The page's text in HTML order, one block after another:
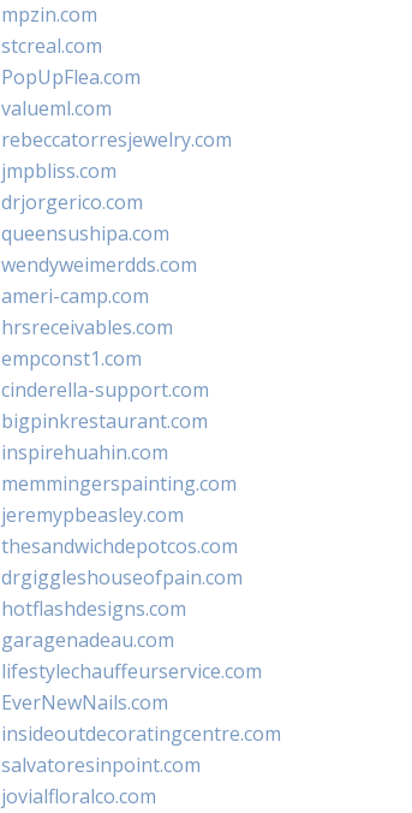
mpzin.com
stcreal.com
PopUpFlea.com
valueml.com
rebeccatorresjewelry.com
jmpbliss.com
drjorgerico.com
queensushipa.com
wendyweimerdds.com
ameri-camp.com
hrsreceivables.com
empconst1.com
cinderella-support.com
bigpinkrestaurant.com
inspirehuahin.com
memmingerspainting.com
jeremypbeasley.com
thesandwichdepotcos.com
drgiggleshouseofpain.com
hotflashdesigns.com
garagenadeau.com
lifestylechauffeurservice.com
EverNewNails.com
insideoutdecoratingcentre.com
salvatoresinpoint.com
jovialfloralco.com